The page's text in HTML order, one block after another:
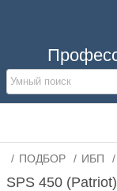
ПОДБОР ИБП
SPS 450 (Patriot)